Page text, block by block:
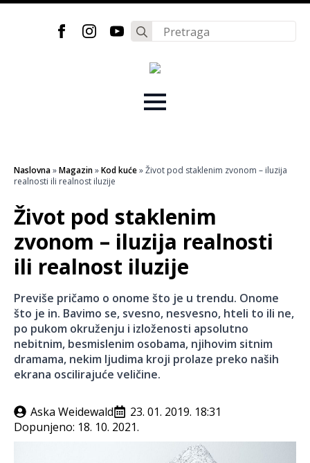
Search
for:
Naslovna»Magazin»Kod kuće»Život pod staklenim zvonom – iluzija
realnosti ili realnost iluzije
Život pod staklenim
zvonom – iluzija realnosti
ili realnost iluzije
Previše pričamo o onome što je u trendu. Onome
što je in. Bavimo se, svesno, nesvesno, hteli to ili ne,
po pukom okruženju i izloženosti apsolutno
nebitnim, besmislenim osobama, njihovim sitnim
dramama, nekim ljudima kroji prolaze preko naših
ekrana oscilirajuće veličine.
Aska Weidewald
23. 01. 2019. 18:31
Dopunjeno: 18. 10. 2021.